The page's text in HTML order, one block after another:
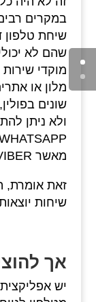
במקרים
שיחת טלפון
שהם לא
מוקדי
מלון או
שונים
ולא ניתן
מאשר VIBER .
זאת אומרת,
שיחות
אך